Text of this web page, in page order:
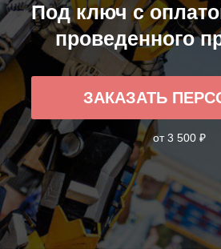
Под ключ с
проведенного
ЗАКАЗАТЬ
от 3 500 ₽